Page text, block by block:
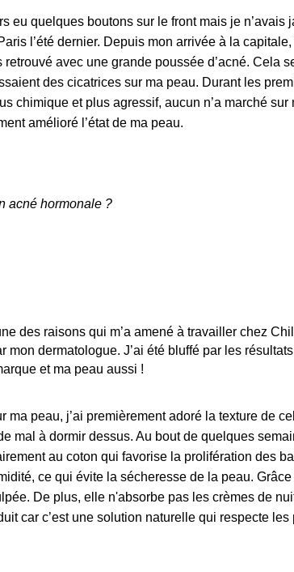
eu quelques boutons sur le front mais je n’avais
l’été dernier. Depuis mon arrivée à la
avec une grande poussée d’acné. Cela
des cicatrices sur ma peau. Durant les
chimique et plus agressif, aucun n’a marché sur
amélioré l’état de ma peau.
acné hormonale ?
des raisons qui m’a amené à travailler chez
dermatologue. J’ai été bluffé par les
et ma peau aussi !
ma peau, j’ai premièrement adoré la texture de
mal à dormir dessus. Au bout de quelques
au coton qui favorise la prolifération des
ce qui évite la sécheresse de la peau. Grâce
De plus, elle n'absorbe pas les crèmes de
car c’est une solution naturelle qui respecte